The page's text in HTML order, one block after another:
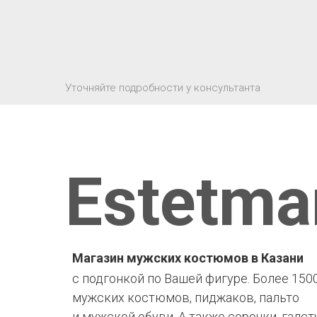
Уточняйте подробности у консультанта
с подгонкой по Вашей фигуре. Более
мужских костюмов, пиджаков, пальто
Магазин мужских костюмов в Казани